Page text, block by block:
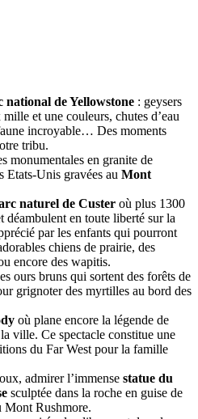
national de Yellowstone : geysers
et une couleurs, chutes d’eau
incroyable… Des moments
tribu.
monumentales en granite de
Etats-Unis gravées au Mont
naturel de Custer où plus 1300
déambulent en toute liberté sur la
par les enfants qui pourront
chiens de prairie, des
encore des wapitis.
ours bruns qui sortent des forêts de
grignoter des myrtilles au bord des
où plane encore la légende de
ville. Ce spectacle constitue une
du Far West pour la famille
admirer l’immense statue du
sculptée dans la roche en guise de
Mont Rushmore.